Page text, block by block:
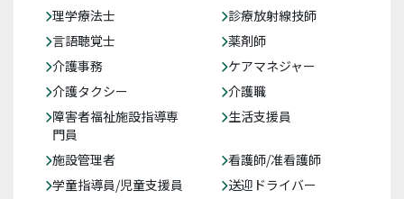
理学療法士
診療放射線技師
言語聴覚士
薬剤師
介護事務
ケアマネジャー
介護タクシー
介護職
障害者福祉施設指導専
門員
生活支援員
施設管理者
看護師/准看護師
学童指導員/児童支援員
送迎ドライバー